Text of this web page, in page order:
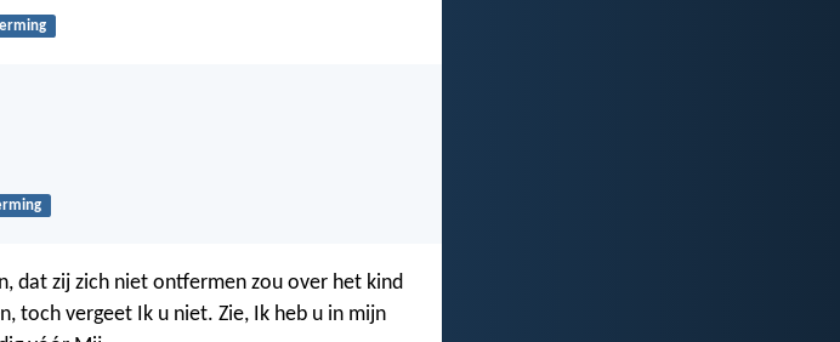
dat zij zich niet ontfermen zou over het kind
toch vergeet Ik u niet. Zie, Ik heb u in mijn